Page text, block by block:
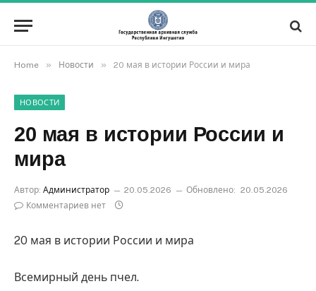
Home » Новости » 20 мая в истории России и мира
НОВОСТИ
20 мая в истории России и
мира
Автор: Администратор 20.05.2026 Обновлено: 20.05.2026
Комментариев нет
20 мая в истории России и мира
Всемирный день пчел.